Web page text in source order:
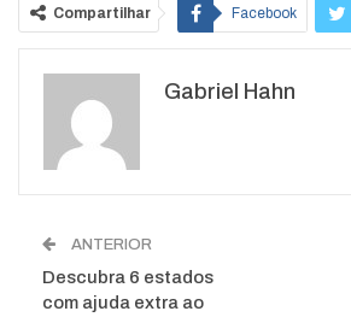
Compartilhar Facebook
WhatsApp
Gabriel Hahn
ANTERIOR
Descubra 6 estados
com ajuda extra ao